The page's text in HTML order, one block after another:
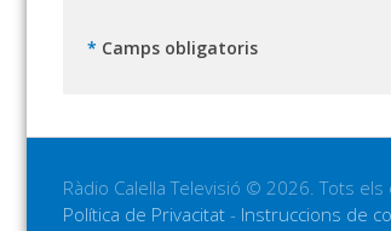
* Camps obligatoris
Ràdio Calella Televisió © 2026. Tots
Política de Privacitat - Instruccions de